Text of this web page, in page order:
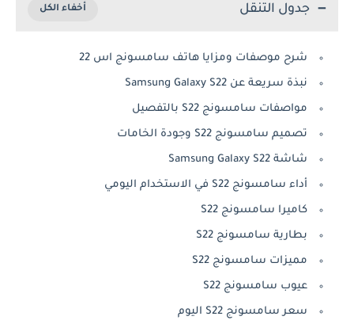
جدول التنقل
شرح موصفات ومزايا هاتف سامسونج اس 22
نبذة سريعة عن Samsung Galaxy S22
مواصفات سامسونج S22 بالتفصيل
تصميم سامسونج S22 وجودة الخامات
شاشة Samsung Galaxy S22
أداء سامسونج S22 في الاستخدام اليومي
كاميرا سامسونج S22
بطارية سامسونج S22
مميزات سامسونج S22
عيوب سامسونج S22
سعر سامسونج S22 اليوم